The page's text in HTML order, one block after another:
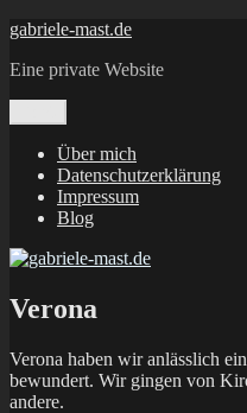
Zum
springen
gabriele-mast.de
Eine private Website
Über mich
Datenschutzerklärung
Impressum
Blog
Verona
Verona haben wir anlässlich
bewundert. Wir gingen von
andere.